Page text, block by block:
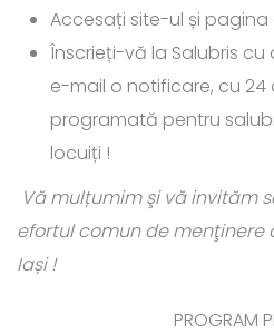
Accesați site-ul și
Înscrieți-vă la Salubris
e-mail o notificare, cu
programată pentru
locuiți !
Vă mulțumim şi vă invităm
efortul comun de menţinere
Iași !
PROGRAM